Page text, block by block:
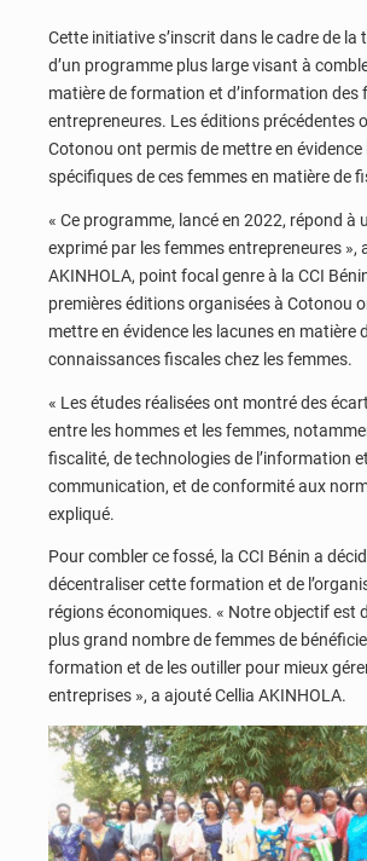
Cette initiative s’inscrit dans le cadre de la
d’un programme plus large visant à
matière de formation et d’information des
entrepreneures. Les éditions précédentes
Cotonou ont permis de mettre en évidence
spécifiques de ces femmes en matière de
« Ce programme, lancé en 2022, répond à
exprimé par les femmes entrepreneures »,
AKINHOLA, point focal genre à la CCI
premières éditions organisées à Cotonou
mettre en évidence les lacunes en matière
connaissances fiscales chez les femmes.
« Les études réalisées ont montré des
entre les hommes et les femmes,
fiscalité, de technologies de l’information
communication, et de conformité aux
expliqué.
Pour combler ce fossé, la CCI Bénin a
décentraliser cette formation et de
régions économiques. « Notre objectif est
plus grand nombre de femmes de
formation et de les outiller pour mieux
entreprises », a ajouté Cellia AKINHOLA.